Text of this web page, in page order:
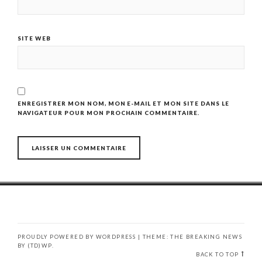
SITE WEB
ENREGISTRER MON NOM, MON E-MAIL ET MON SITE DANS LE
NAVIGATEUR POUR MON PROCHAIN COMMENTAIRE.
PROUDLY POWERED BY WORDPRESS | THEME: THE BREAKING NEWS
BY (TD)WP
BACK TO TOP